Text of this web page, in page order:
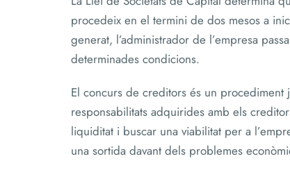
procedeix en el termini de dos mesos a
generat, l’administrador de l’empresa
determinades condicions.
El concurs de creditors és un
responsabilitats adquirides amb els
liquiditat i buscar una viabilitat per a
una sortida davant dels problemes